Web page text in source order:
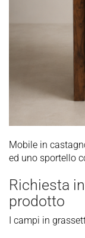
Mobile in
ed uno sportello
Richiesta
prodotto
I campi in